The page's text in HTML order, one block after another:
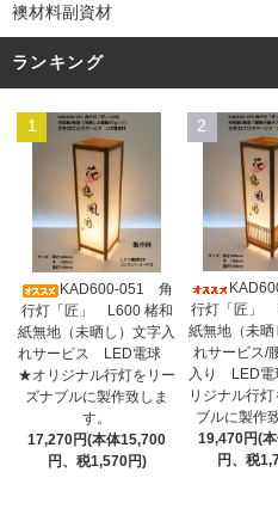
襖材料副資材
ランキング
1
KAD600-051 角
行灯「匠」 L600 楮和
紙無地（未晒し）文字入
れサービス LED電球
★オリジナル行灯をリー
ズナブルに製作致しま
す。
17,270円(本体15,700
円、税1,570円)
2
行灯「匠」
紙無地（未晒
れサービス/
入り LED
リジナル行
ブルに製作
19,470円(
円、税